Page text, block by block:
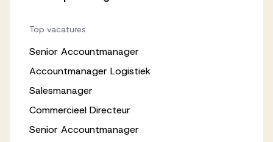
Top vacatures
Senior Accountmanager
Accountmanager Logistiek
Salesmanager
Commercieel Directeur
Senior Accountmanager